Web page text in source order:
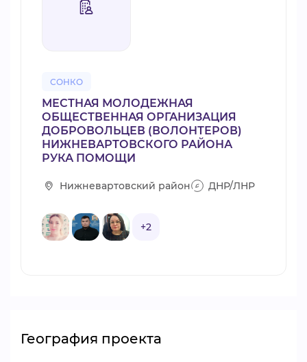
СОНКО
МЕСТНАЯ МОЛОДЕЖНАЯ
ОБЩЕСТВЕННАЯ ОРГАНИЗАЦИЯ
ДОБРОВОЛЬЦЕВ (ВОЛОНТЕРОВ)
НИЖНЕВАРТОВСКОГО РАЙОНА
РУКА ПОМОЩИ
Нижневартовский район ДНР/ЛНР
+2
География проекта